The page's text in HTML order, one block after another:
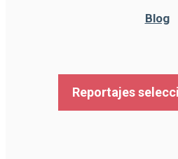
Blog
Reportajes